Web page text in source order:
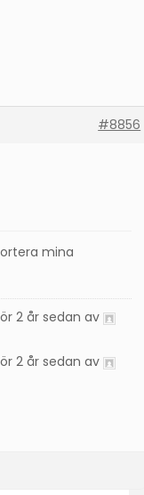
#8856
mina
2 år sedan av
2 år sedan av